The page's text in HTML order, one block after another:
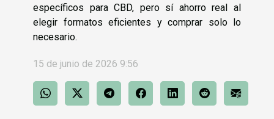
específicos para CBD, pero sí ahorro real al
elegir formatos eficientes y comprar solo lo
necesario.
15 de junio de 2026 9:56